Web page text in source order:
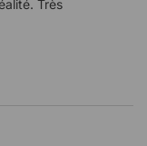
Très